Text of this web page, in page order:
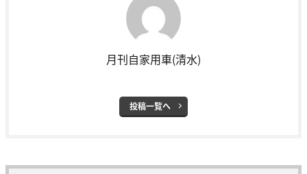
月刊自家用車(清水)
投稿一覧へ